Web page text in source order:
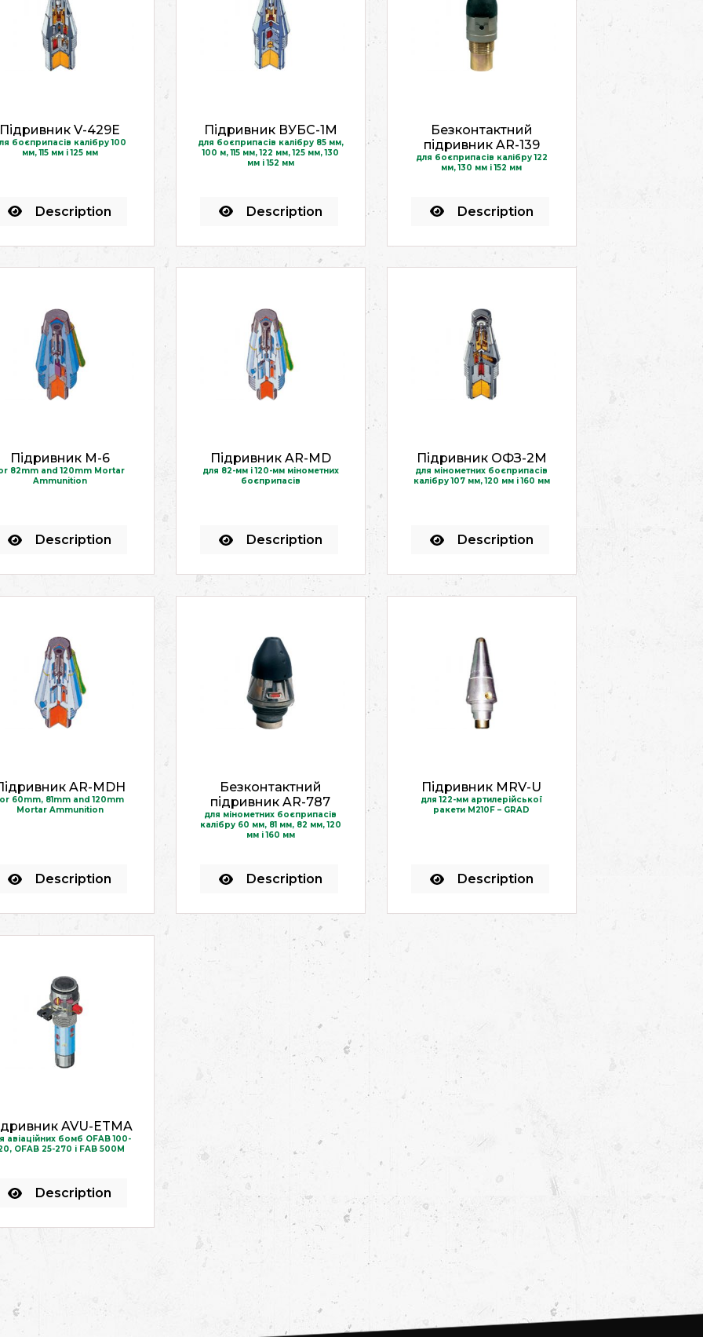
Підривник V-429E
боєприпасів калібру 100
мм, 115 мм і 125 мм
Description
Підривник ВУБС-1М
для боєприпасів калібру 85 мм,
100 м, 115 мм, 122 мм, 125 мм, 130
мм і 152 мм
Description
Безконтактний
підривник AR-139
для боєприпасів калібру 122
мм, 130 мм і 152 мм
Description
Підривник M-6
82mm and 120mm Mortar
Ammunition
Description
Підривник AR-MD
для 82-мм і 120-мм мінометних
боєприпасів
Description
Підривник ОФЗ-2М
для мінометних боєприпасів
калібру 107 мм, 120 мм і 160 мм
Description
AR-MDH
60mm, 81mm and 120mm
Mortar Ammunition
Description
Безконтактний
підривник AR-787
для мінометних боєприпасів
калібру 60 мм, 81 мм, 82 мм, 120
мм і 160 мм
Description
Підривник MRV-U
для 122-мм артилерійської
ракети M210F – GRAD
Description
AVU-ETMA
авіаційних бомб OFAB 100-
OFAB 25-270 і FAB 500M
Description